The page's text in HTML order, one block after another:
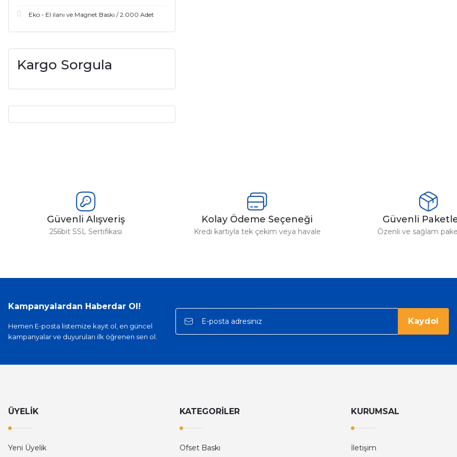
Eko - El ilanı ve Magnet Baskı / 2.000 Adet
Kargo Sorgula
Güvenli Alışveriş
256bit SSL Sertifikası
Kolay Ödeme Seçeneği
Kredi kartıyla tek çekim veya havale
Güvenli
Özenli ve sağlam
Kampanyalardan Haberdar Ol!
Hemen E-posta listemize kayıt ol, en güncel
kampanyalar ve duyuruları ilk öğrenen sen ol.
Kaydol
ÜYELİK
Yeni Üyelik
KATEGORİLER
Ofset Baskı
KURUMSAL
İletişim